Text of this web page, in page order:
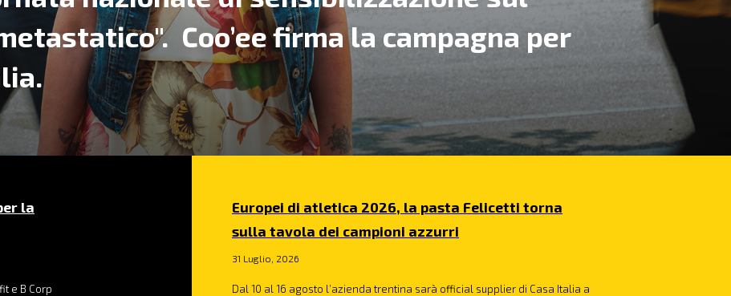
Coo’ee firma la campagna per
la
e B Corp
Europei di atletica 2026, la pasta Felicetti torna
sulla tavola dei campioni azzurri
31 Luglio, 2026
Dal 10 al 16 agosto l’azienda trentina sarà official supplier di Casa Italia a